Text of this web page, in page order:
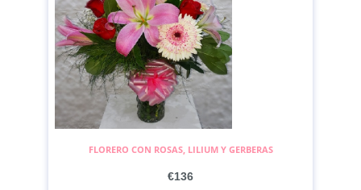
FLORERO CON ROSAS, LILIUM Y GERBERAS
€136